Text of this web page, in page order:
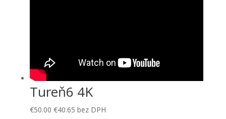
Tureň6 4K
€50.00 €40.65 bez DPH